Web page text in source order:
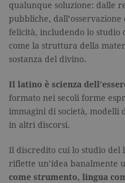
qualunque soluzione: dalle
pubbliche,
felicità, includendo lo studio
come la struttura della
sostanza del divino.
Il latino è scienza
formato nei secoli forme
immagini di società, modelli
in altri discorsi.
Il discredito cui lo studio del
riflette un’idea banalmente
come strumento, lingua